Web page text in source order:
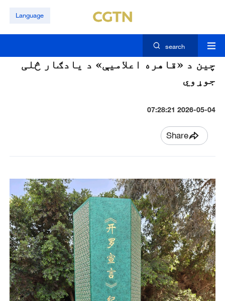
Language
search
چین د «قاهره اعلاميې» د يادګار څلی
جوړوي
2026-05-04 07:28:21
Share